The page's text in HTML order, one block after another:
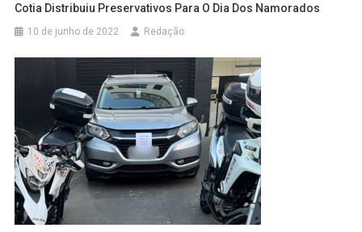
Cotia Distribuiu Preservativos Para O Dia Dos Namorados
10 de junho de 2022 Redação